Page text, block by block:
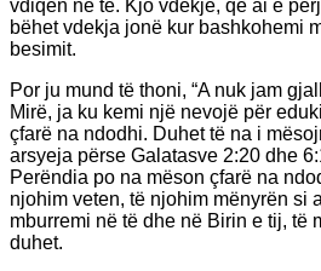
vdiqën në të. Kjo vdekje, që ai e
bëhet vdekja jonë kur bashkohemi
besimit.
Por ju mund të thoni, “A nuk jam
Mirë, ja ku kemi një nevojë për
çfarë na ndodhi. Duhet të na i
arsyeja përse Galatasve 2:20 dhe
Perëndia po na mëson çfarë na
njohim veten, të njohim mënyrën si
mburremi në të dhe në Birin e tij, të
duhet.